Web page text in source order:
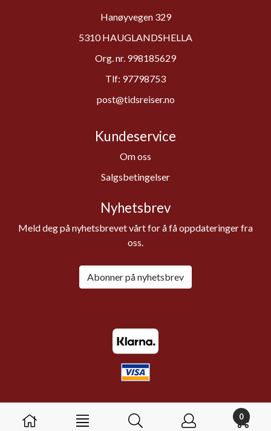
0
Hanøyvegen 329
5310 HAUGLANDSHELLA
Org. nr. 998185629
Tlf: 97798753
post@tidsreiser.no
Kundeservice
Om oss
Salgsbetingelser
Nyhetsbrev
Meld deg på nyhetsbrevet vårt for å få oppdateringer fra
oss.
Abonner på nyhetsbrev